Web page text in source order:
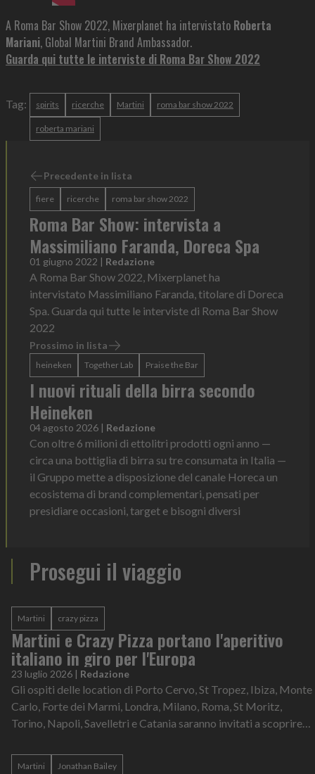
A Roma Bar Show 2022, Mixerplanet ha intervistato Roberta
Mariani, Global Martini Brand Ambassador.
Guarda qui tutte le interviste di Roma Bar Show 2022
Tag: spirits ricerche Martini roma bar show 2022
roberta mariani
Precedente in lista
fiere ricerche roma bar show 2022
Roma Bar Show: intervista a
Massimiliano Faranda, Doreca Spa
01 giugno 2022 | Redazione
A Roma Bar Show 2022, Mixerplanet ha
intervistato Massimiliano Faranda, titolare di Doreca
Spa. Guarda qui tutte le interviste di Roma Bar Show
2022
Prossimo in lista
heineken Together Lab Praise the Bar
I nuovi rituali della birra secondo
Heineken
04 agosto 2026 | Redazione
Con oltre 6 milioni di ettolitri prodotti ogni anno —
circa una bottiglia di birra su tre consumata in Italia —
il Gruppo mette a disposizione del canale Horeca un
ecosistema di brand complementari, pensati per
presidiare occasioni, target e bisogni diversi
Prosegui il viaggio
Martini crazy pizza
Martini e Crazy Pizza portano l'aperitivo
italiano in giro per l'Europa
23 luglio 2026 | Redazione
Gli ospiti delle location di Porto Cervo, St Tropez, Ibiza, Monte
Carlo, Forte dei Marmi, Londra, Milano, Roma, St Moritz,
Torino, Napoli, Savelletri e Catania saranno invitati a scoprire
Martini Jonathan Bailey